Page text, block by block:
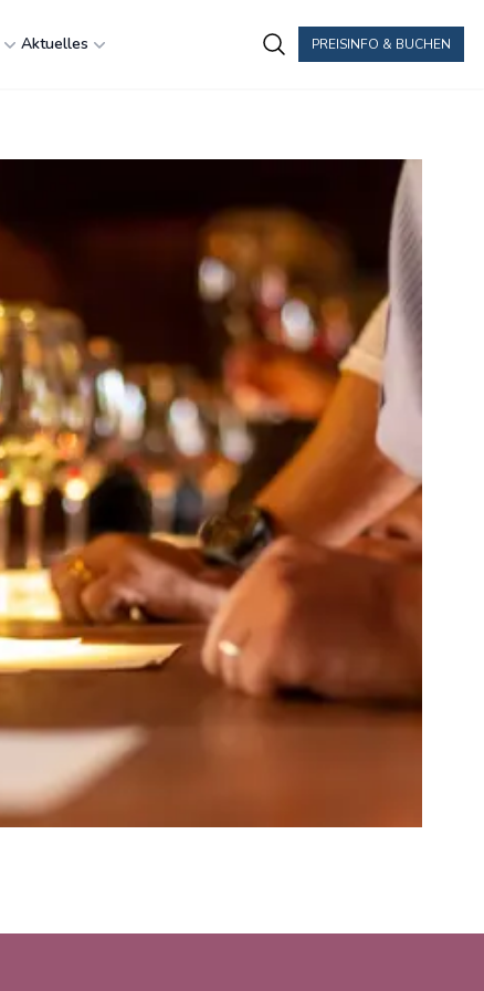
PREISINFO & BUCHEN
Aktuelles